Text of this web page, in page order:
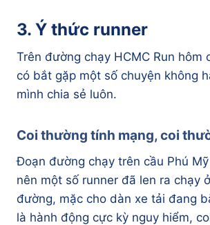
3. Ý thức runner
Trên đường chạy HCMC Run hôm
có bắt gặp một số chuyện không
mình chia sẻ luôn.
Coi thường tính mạng, coi
Đoạn đường chạy trên cầu Phú
nên một số runner đã len ra chạy
đường, mặc cho dàn xe tải đang
là hành động cực kỳ nguy hiểm,